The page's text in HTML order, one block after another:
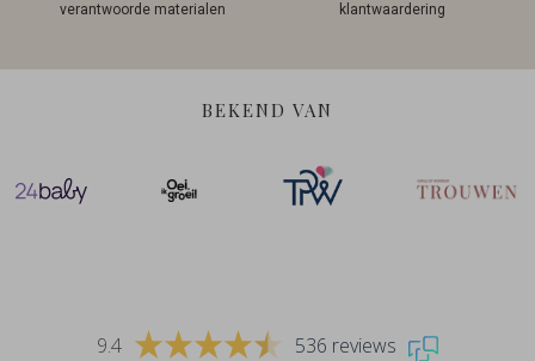
verantwoorde materialen
klantwaardering
BEKEND VAN
9.4 536 reviews